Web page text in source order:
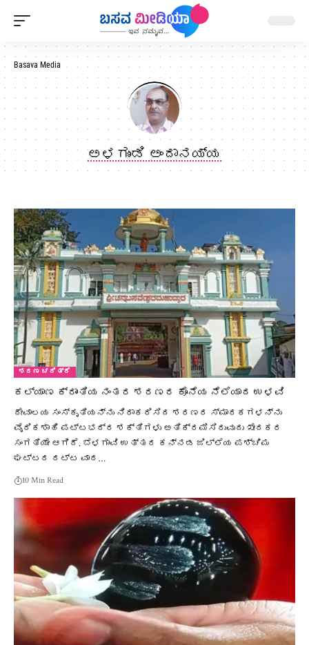
Basava Media
ಅಳಗುಂಡಿ ಅಂದಾನಯ್ಯ
ಶರಣ ಚರಿತ್ರೆ
ಕಲ್ಯಾಣ ಕ್ರಾಂತಿಯ ನಂತರ ಶರಣರ ಕೊನೆಯ ನೆಲೆಯಾದ ಉಳವಿ
ದೇವಾಲಯ ಸಂಸ್ಕೃತಿಯನ್ನು ನಿರಾಕರಿಸಿದ ಶರಣರ ಸ್ಮಾರಕಗಳನ್ನು
ವೈದಿಕಶಾಹಿ ಪಟ್ಟಭದ್ರ ಶಕ್ತಿಗಳು ಅತಿಕ್ರಮಿಸಿರುವುದು ಖೇದಕರ
ಸಂಗತಿಯೇ ಆಗಿದೆ. ಬೆಳಗಾವಿ ಉತ್ತರ ಕನ್ನಡ ಜಿಲ್ಲೆಯ ಪಶ್ಚಿಮ
ಘಟ್ಟದ ದಟ್ಟ ವಾದ…
10 Min Read